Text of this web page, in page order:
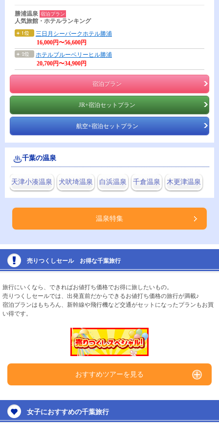
勝浦温泉 宿泊プラン
人気旅館・ホテルランキング
三日月シーパークホテル勝浦
16,000円〜56,600円
ホテルブルーベリーヒル勝浦
20,700円〜34,900円
宿泊プラン
JR+宿泊セットプラン
航空+宿泊セットプラン
千葉の温泉
天津小湊温泉 犬吠埼温泉 白浜温泉 千倉温泉 木更津温泉
温泉特集
売りつくしセール お得な千葉旅行
旅行にいくなら、できればお値打ち価格でお得に旅したいもの。
売りつくしセールでは、出発直前だからできるお値打ち価格の旅行が満載♪
宿泊プランはもちろん、新幹線や飛行機など交通がセットになったプランもお買
い得です。
おすすめツアーを見る
女子におすすめの千葉旅行